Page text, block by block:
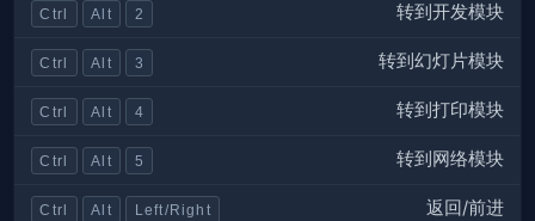
Ctrl Alt 2 转到开发模块
Ctrl Alt 3 转到幻灯片模块
Ctrl Alt 4 转到打印模块
Ctrl Alt 5 转到网络模块
Ctrl Alt Left/Right 返回/前进